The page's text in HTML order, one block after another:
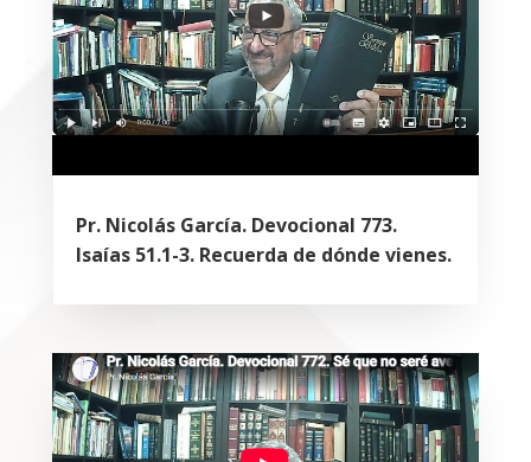
Pr. Nicolás García. Devocional 773.
Isaías 51.1-3. Recuerda de dónde vienes.